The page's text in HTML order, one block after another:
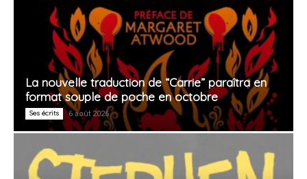
La nouvelle traduction de “Carrie” paraîtra en
format souple de poche en octobre
Ses écrits 6 août 2026